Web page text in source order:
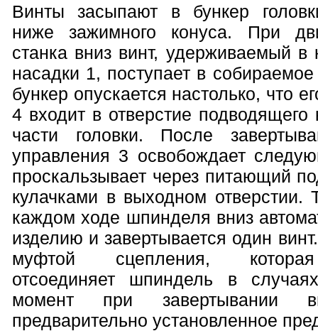
Винты засыпают в бункер
ниже зажимного конуса. При
станка вниз винт, удерживаемый в
насадки 1, поступает в
бункер опускается настолько, что
4 входит в отверстие
части головки. После
управления 3 освобождает
проскальзывает через питающий
кулачками в выходном отверстии.
каждом ходе шпинделя вниз
изделию и завертывается один
муфтой сцепления, которая
отсоединяет шпиндель в
момент при завертывании
предварительно установленное